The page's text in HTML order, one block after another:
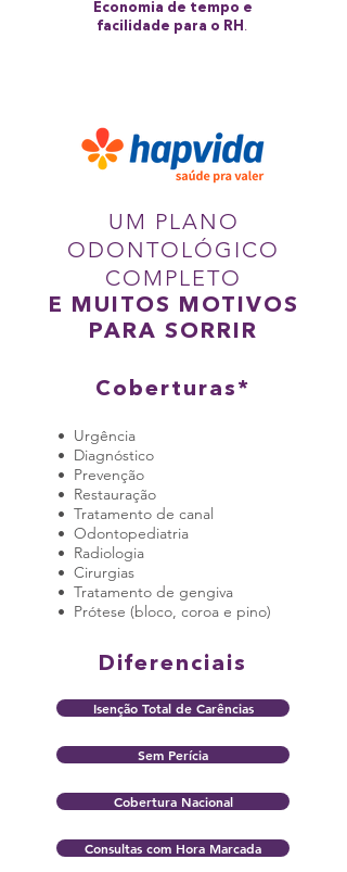
Economia de tempo e
facilidade para o RH .
UM PLANO
ODONTOLÓGICO
COMPLETO
E MUITOS MOTIVOS
PARA SORRIR
Coberturas*
• Urgência
• Diagnóstico
• Prevenção
• Restauração
• Tratamento de canal
• Odontopediatria
• Radiologia
• Cirurgias
• Tratamento de gengiva
• Prótese (bloco, coroa e pino)
Diferenciais
Isenção Total de Carências
Sem Perícia
Cobertura Nacional
Consultas com Hora Marcada